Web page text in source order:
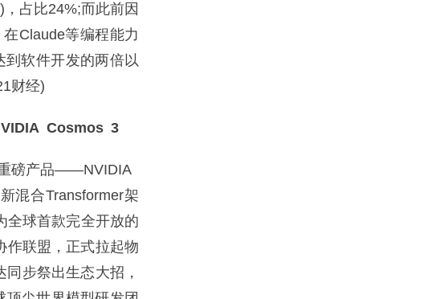
占比24%;而此前因
Claude等编程能力
到软件开发的两倍以
财经)
Cosmos 3
磅产品——NVIDIA
混合Transformer架
全球首款完全开放的
作联盟，正式拉起物
步祭出生态大招，